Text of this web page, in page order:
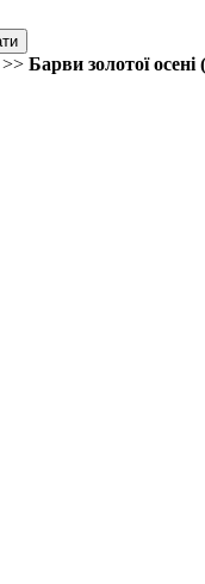
>> Барви золотої осені